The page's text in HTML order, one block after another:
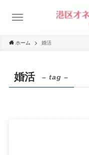
ホーム 婚活
婚活 – tag –